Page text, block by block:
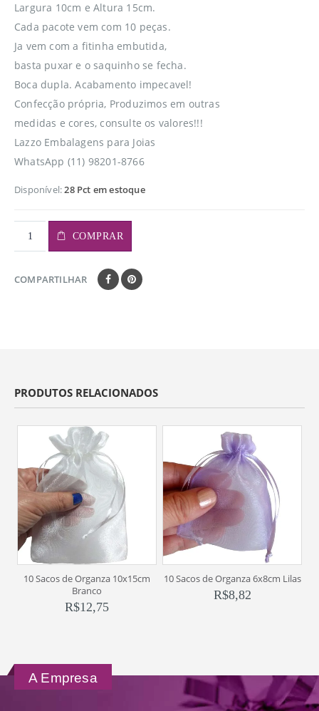
Largura 10cm e Altura 15cm.
Cada pacote vem com 10 peças.
Ja vem com a fitinha embutida,
basta puxar e o saquinho se fecha.
Boca dupla. Acabamento impecavel!
Confecção própria, Produzimos em outras
medidas e cores, consulte os valores!!!
Lazzo Embalagens para Joias
WhatsApp (11) 98201-8766
Disponível:28 Pct em estoque
COMPRAR
COMPARTILHAR
PRODUTOS RELACIONADOS
10 Sacos de Organza 10x15cm
Branco
R$12,75
10 Sacos de Organza 6x8cm Lilas
R$8,82
A Empresa